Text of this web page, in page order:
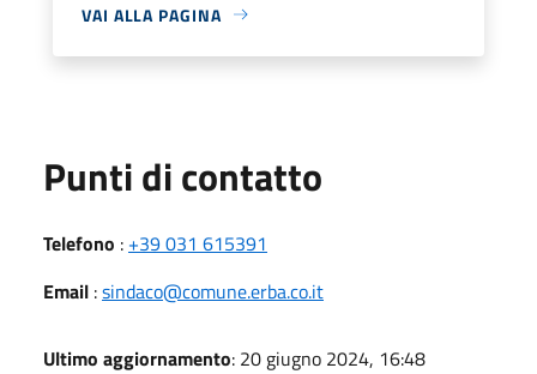
VAI ALLA PAGINA
Punti di contatto
Telefono : +39 031 615391
Email :sindaco@comune.erba.co.it
Ultimo aggiornamento: 20 giugno 2024, 16:48